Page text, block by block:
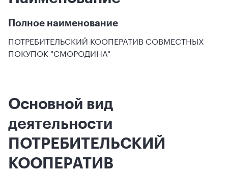
Полное наименование
ПОТРЕБИТЕЛЬСКИЙ КООПЕРАТИВ СОВМЕСТНЫХ
ПОКУПОК "СМОРОДИНА"
Основной вид
деятельности
ПОТРЕБИТЕЛЬСКИЙ
КООПЕРАТИВ